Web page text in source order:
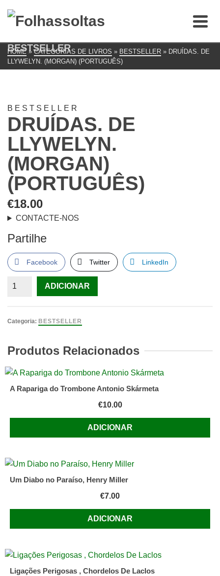
BESTSELLER
HOME » CATEGORIAS DE LIVROS » BESTSELLER » DRUÍDAS. DE
LLYWELYN. (MORGAN) (PORTUGUÊS)
BESTSELLER
DRUÍDAS. DE
LLYWELYN.
(MORGAN)
(PORTUGUÊS)
€18.00
CONTACTE-NOS
Partilhe
Facebook Twitter LinkedIn
Quantidade
de
(Português)
ADICIONAR
Categoria: BESTSELLER
Produtos Relacionados
A Rapariga do Trombone Antonio Skármeta
€10.00
ADICIONAR
Um Diabo no Paraíso, Henry Miller
€7.00
ADICIONAR
Ligações Perigosas , Chordelos De Laclos